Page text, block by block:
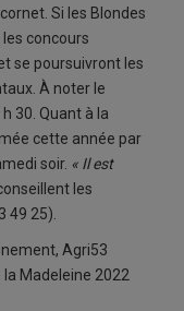
Si les Blondes
concours
se poursuivront les
À noter le
30. Quant à la
cette année par
soir. « Il est
les
49 25).
Agri53
Madeleine 2022